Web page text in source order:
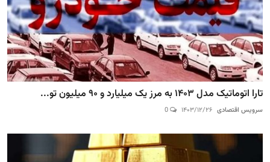
تارا اتوماتیک مدل ۱۴۰۳ به مرز یک میلیارد و ۹۰ میلیون تو...
سرویس اقتصادی ۱۴۰۳/۱۲/۲۶